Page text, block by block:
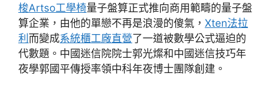
梭Artso工學椅量子盤算正式推向商用範疇的量子盤
算企業，由他的單戀不再是浪漫的傻氣， Xten法拉
利 而變成系統櫃工廠直營了一道被數學公式逼迫的
代數題。中國迷信院院士郭光燦和中國迷信技巧年
夜學郭國平傳授率領中科年夜博士團隊創建。